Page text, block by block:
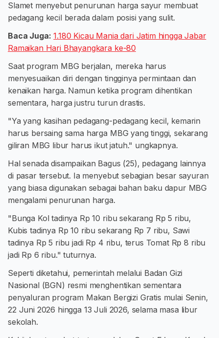
Slamet menyebut penurunan harga sayur membuat
pedagang kecil berada dalam posisi yang sulit.
Baca Juga: 1.180 Kicau Mania dari Jatim hingga Jabar
Ramaikan Hari Bhayangkara ke-80
Saat program MBG berjalan, mereka harus
menyesuaikan diri dengan tingginya permintaan dan
kenaikan harga. Namun ketika program dihentikan
sementara, harga justru turun drastis.
"Ya yang kasihan pedagang-pedagang kecil, kemarin
harus bersaing sama harga MBG yang tinggi, sekarang
giliran MBG libur harus ikut jatuh." ungkapnya.
Hal senada disampaikan Bagus (25), pedagang lainnya
di pasar tersebut. Ia menyebut sebagian besar sayuran
yang biasa digunakan sebagai bahan baku dapur MBG
mengalami penurunan harga.
"Bunga Kol tadinya Rp 10 ribu sekarang Rp 5 ribu,
Kubis tadinya Rp 10 ribu sekarang Rp 7 ribu, Sawi
tadinya Rp 5 ribu jadi Rp 4 ribu, terus Tomat Rp 8 ribu
jadi Rp 6 ribu." tuturnya.
Seperti diketahui, pemerintah melalui Badan Gizi
Nasional (BGN) resmi menghentikan sementara
penyaluran program Makan Bergizi Gratis mulai Senin,
22 Juni 2026 hingga 13 Juli 2026, selama masa libur
sekolah.